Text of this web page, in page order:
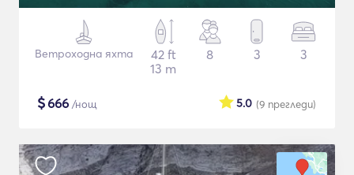
Ветроходна яхта
42 ft
13 m
8 3 3
$666 /нощ (9 прегледи)
5.0